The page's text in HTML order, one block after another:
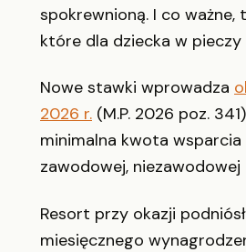
spokrewnioną. I co
które dla dziecka w
Nowe stawki wprowadza
2026 r. (M.P. 2026 poz.
minimalna kwota wsparcia
zawodowej,
Resort przy okazji
miesięcznego